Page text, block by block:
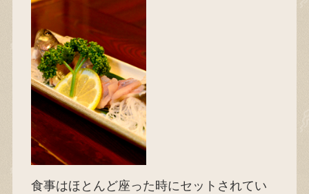
食事はほとんど座った時にセットされてい